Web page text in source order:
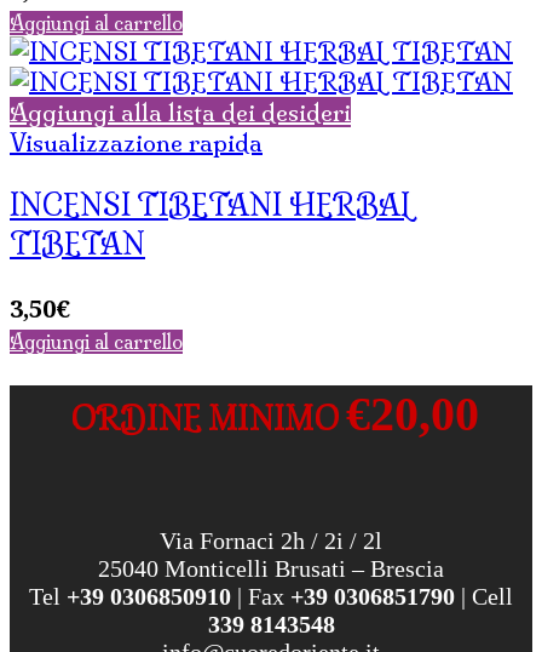
Aggiungi al carrello
Aggiungi alla lista dei desideri
Visualizzazione rapida
INCENSI TIBETANI HERBAL
TIBETAN
3,50€
Aggiungi al carrello
ORDINE MINIMO€20,00
Via Fornaci 2h / 2i / 2l
25040 Monticelli Brusati – Brescia
Tel +39 0306850910 | Fax +39 0306851790 | Cell
339 8143548